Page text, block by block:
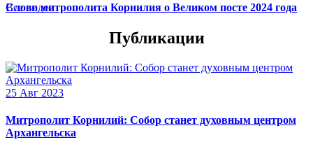
Слово митрополита Корнилия о Великом посте 2024 года
Все видео
Публикации
25 Авг 2023
Митрополит Корнилий: Собор станет духовным центром
Архангельска